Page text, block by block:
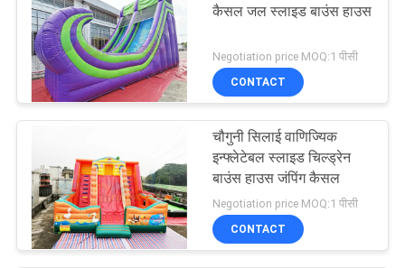
साइटमैप
PRIVACY
POLICY
वाणिज्यिक Inflatable
स्लाइड
198
192
कैसल जल स्लाइड बाउंस हाउस
Negotiation price MOQ:1 पीसी
CONTACT
चौगुनी सिलाई वाणिज्यिक
इन्फ्लेटेबल स्लाइड चिल्ड्रेन
बाउंस हाउस जंपिंग कैसल
Negotiation price MOQ:1 पीसी
CONTACT